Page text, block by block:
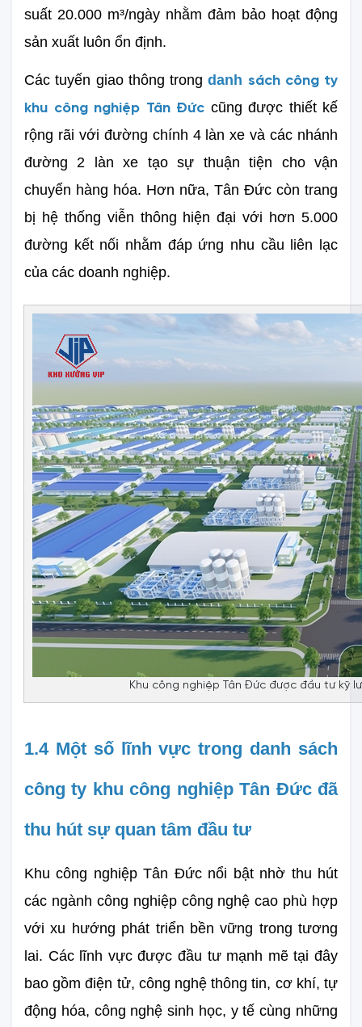
suất 20.000 m³/ngày nhằm đảm bảo hoạt động
sản xuất luôn ổn định.
Các tuyến giao thông trong danh sách công ty
khu công nghiệp Tân Đức cũng được thiết kế
rộng rãi với đường chính 4 làn xe và các nhánh
đường 2 làn xe tạo sự thuận tiện cho vận
chuyển hàng hóa. Hơn nữa, Tân Đức còn trang
bị hệ thống viễn thông hiện đại với hơn 5.000
đường kết nối nhằm đáp ứng nhu cầu liên lạc
của các doanh nghiệp.
Khu công nghiệp Tân Đức được đầu tư kỹ
1.4 Một số lĩnh vực trong danh sách
công ty khu công nghiệp Tân Đức đã
thu hút sự quan tâm đầu tư
Khu công nghiệp Tân Đức nổi bật nhờ thu hút
các ngành công nghiệp công nghệ cao phù hợp
với xu hướng phát triển bền vững trong tương
lai. Các lĩnh vực được đầu tư mạnh mẽ tại đây
bao gồm điện tử, công nghệ thông tin, cơ khí, tự
động hóa, công nghệ sinh học, y tế cùng những